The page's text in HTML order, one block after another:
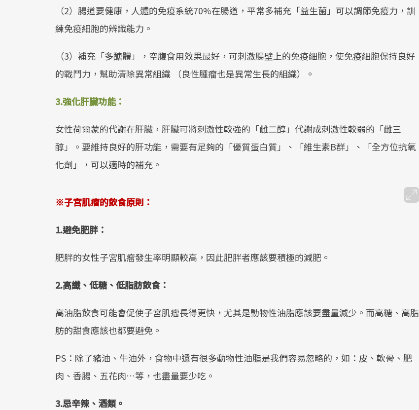
（2）腸道要健康，人體的免疫系統70%在腸道，平常多補充「益生菌」可以調節免疫力，訓
練免疫細胞的辨識能力。
（3）補充「多醣體」，空腹食用效果最好，可刺激腸壁上的免疫細胞，使免疫細胞保持良好
的戰鬥力，幫助清除異常組織 （良性腫瘤也是異常生長的組織）。
3.強化肝臟功能：
女性荷爾蒙的代謝在肝臟，肝臟可將刺激性較強的「雌二醇」代謝成刺激性較弱的「雌三
醇」。要維持良好的肝功能，需要有足夠的「優質蛋白質」、「維生素B群」、「全方位抗氧
化劑」，可以適時的補充。
※子宮肌瘤的飲食原則：
1.避免肥胖：
肥胖的女性子宮肌瘤發生率明顯較高，因此肥胖者應該要積極的減肥。
2.高纖、低糖、低脂肪飲食：
高油脂飲食可能會促使子宮肌瘤長得更快，尤其是動物性油脂應該要盡量減少。而高糖、高脂
肪的甜食應該也都要避免。
PS：除了豬油、牛油外，食物中還有很多動物性油脂是我們容易忽略的，如：皮、軟骨、肥
肉、香腸、五花肉…等，也盡量要少吃。
3.忌辛辣、酒類。